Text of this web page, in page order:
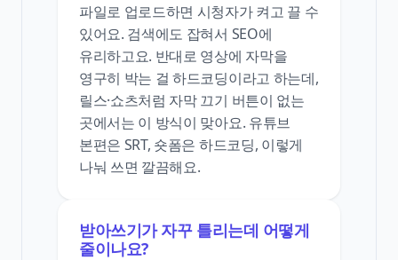
파일로 업로드하면 시청자가 켜고 끌 수
있어요. 검색에도 잡혀서 SEO에
유리하고요. 반대로 영상에 자막을
영구히 박는 걸 하드코딩이라고 하는데,
릴스·쇼츠처럼 자막 끄기 버튼이 없는
곳에서는 이 방식이 맞아요. 유튜브
본편은 SRT, 숏폼은 하드코딩, 이렇게
나눠 쓰면 깔끔해요.
받아쓰기가 자꾸 틀리는데 어떻게
줄이나요?